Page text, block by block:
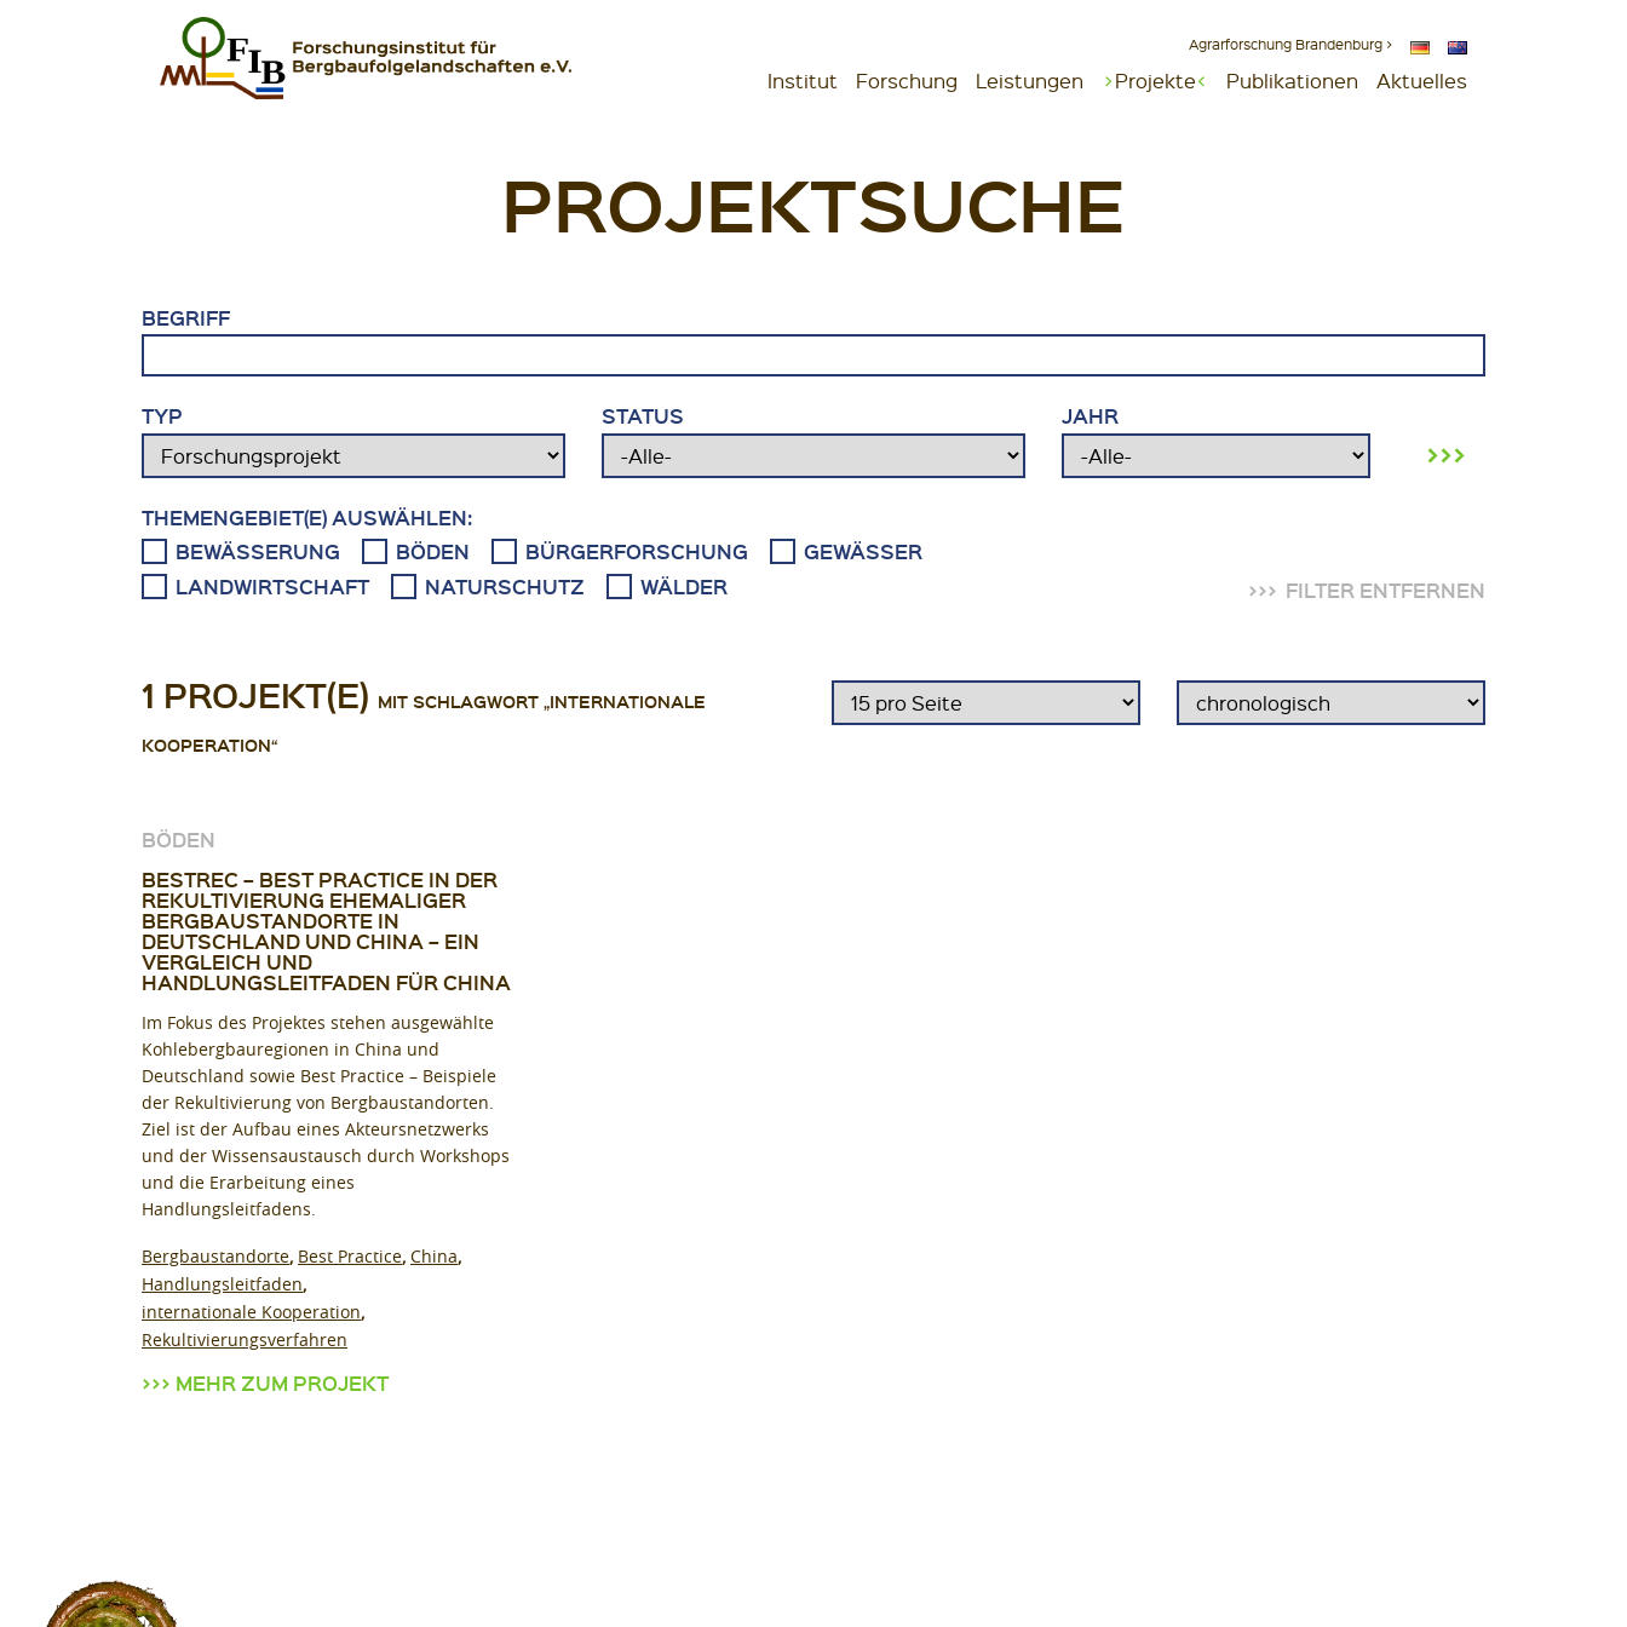
Institut Forschung Leistungen Projekte Publikationen Aktuelles
Agrarforschung Brandenburg >
PROJEKTSUCHE
BEGRIFF
TYP STATUS JAHR
›››
THEMENGEBIET(E) AUSWÄHLEN:
BEWÄSSERUNG
BÖDEN BÜRGERFORSCHUNG
GEWÄSSER
LANDWIRTSCHAFT
NATURSCHUTZ WÄLDER FILTER ENTFERNEN
1 PROJEKT(E) MIT SCHLAGWORT „INTERNATIONALE
KOOPERATION“
BÖDEN
BESTREC – BEST PRACTICE IN DER
REKULTIVIERUNG EHEMALIGER
BERGBAUSTANDORTE IN
DEUTSCHLAND UND CHINA – EIN
VERGLEICH UND
HANDLUNGSLEITFADEN FÜR CHINA
Im Fokus des Projektes stehen ausgewählte
Kohlebergbauregionen in China und
Deutschland sowie Best Practice – Beispiele
der Rekultivierung von Bergbaustandorten.
Ziel ist der Aufbau eines Akteursnetzwerks
und der Wissensaustausch durch Workshops
und die Erarbeitung eines
Handlungsleitfadens.
Bergbaustandorte Best Practice China
Handlungsleitfaden
internationale Kooperation
Rekultivierungsverfahren
MEHR ZUM PROJEKT